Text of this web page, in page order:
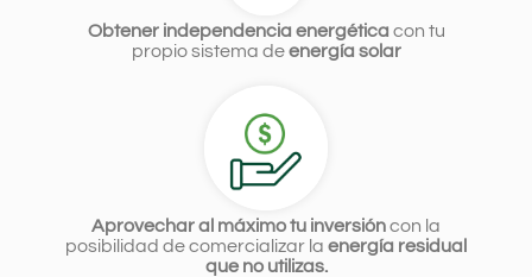
Obtener independencia energética con tu
propio sistema deenergía solar
Aprovechar al máximo tu inversióncon la
posibilidad de comercializar la energía residual
que no utilizas.